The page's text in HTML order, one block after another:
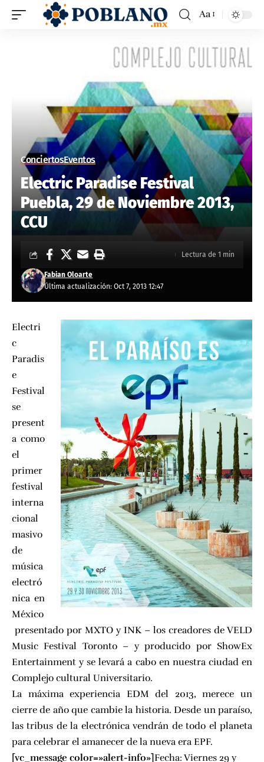
Aa
ConciertosEventos
Electric Paradise Festival
Puebla, 29 de Noviembre 2013,
CCU
Última actualización: Oct 7, 2013 12:47
Fabian Oloarte
Lectura de 1 min
Electri
c
Paradis
e
Festival
se
present
a como
el
primer
festival
interna
cional
masivo
de
música
electró
nica en
México
presentado por MXTO y INK – los creadores deVELD
Music Festival Toronto– y producido por ShowEx
Entertainment y se levará a cabo en nuestra ciudad en
Complejo cultural Universitario.
La máxima experiencia EDM del 2013, merece un
cierre de año que cambie la historia. Desde un paraíso,
las tribus de la electrónica vendrán de todo el planeta
para celebrar el amanecer de la nueva era EPF.
[vc_message color=»alert-info»]Fecha: Viernes 29 y